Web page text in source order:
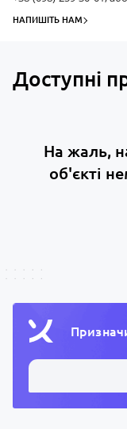
НАПИШІТЬ НАМ
Доступні
На жаль,
об'єкті